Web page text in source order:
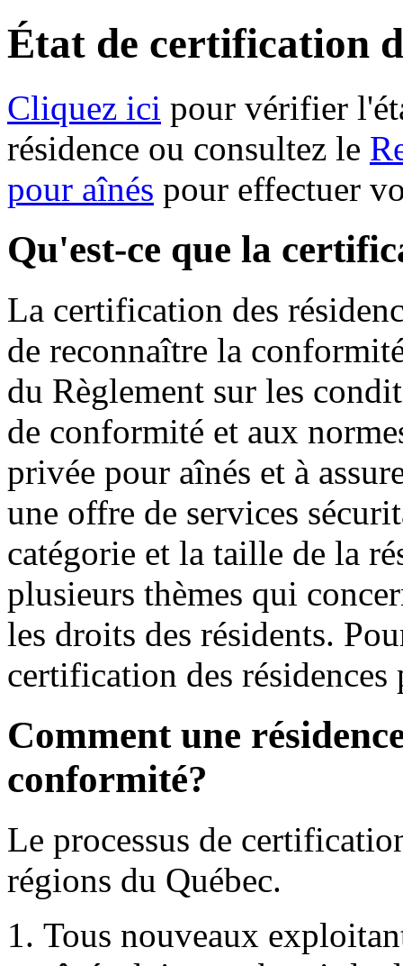
État de certification
Cliquez ici pour vérifier
résidence ou consultez le
pour aînés pour effectuer
Qu'est-ce que la
La certification des
de reconnaître la
du Règlement sur les
de conformité et aux
privée pour aînés et à
une offre de services
catégorie et la taille de la
plusieurs thèmes qui
les droits des résidents.
certification des
Comment une
conformité?
Le processus de
régions du Québec.
Tous nouveaux